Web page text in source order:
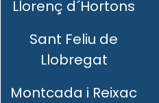
Llorenç d´Hortons
Sant Feliu de
Llobregat
Montcada i Reixac